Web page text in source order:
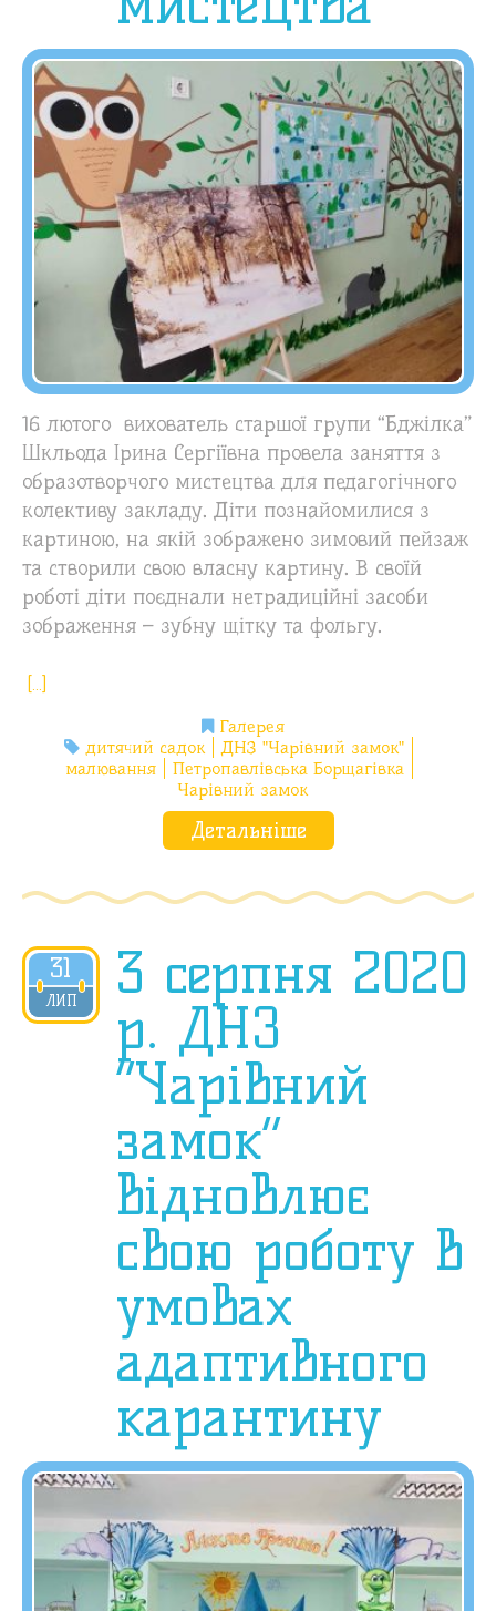
16 лютого вихователь старшої групи “Бджілка”
Шкльода Ірина Сергіївна провела заняття з
образотворчого мистецтва для педагогічного
колективу закладу. Діти познайомилися з
картиною, на якій зображено зимовий пейзаж
та створили свою власну картину. В своїй
роботі діти поєднали нетрадиційні засоби
зображення – зубну щітку та фольгу.
[…]
Галерея
дитячий садок
ДНЗ "Чарівний замок"
малювання
Петропавлівська Борщагівка
Чарівний замок
Детальніше
31
ЛИП
2020
3 серпня 2020
р. ДНЗ
“Чарівний
замок”
відновлює
свою роботу в
умовах
адаптивного
карантину